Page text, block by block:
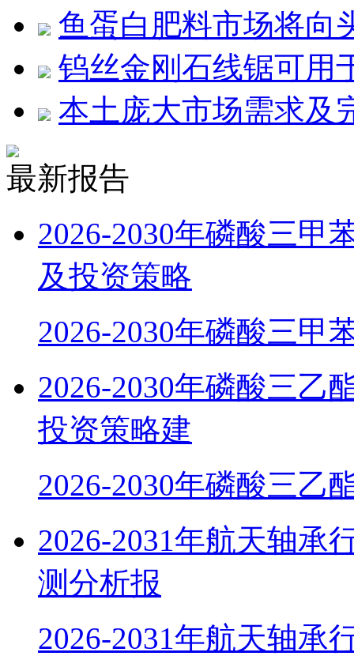
鱼蛋白肥料市场将向
钨丝金刚石线锯可用
本土庞大市场需求及
最新报告
2026-2030年磷酸三甲
及投资策略
2026-2030年磷酸三甲
2026-2030年磷酸三乙
投资策略建
2026-2030年磷酸三乙
2026-2031年航天轴承
测分析报
2026-2031年航天轴承